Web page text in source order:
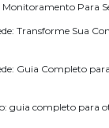
Monitoramento Para
Transforme Sua
Guia Completo
guia completo para